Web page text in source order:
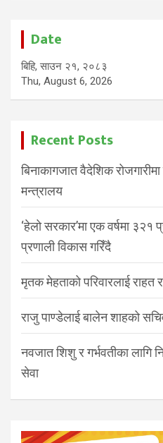
Date
बिहि, साउन २१, २०८३
Thu, August 6, 2026
Recent Posts
बिनाकागजात वैदेशिक
मन्त्रालय
‘हेलो सरकार’मा एक वर्षमा
प्रणाली विकास गरिँदै
मृतक मेहताको परिवारलाई राहत
राजु पाण्डेलाई बालेन शाहको
नवजात शिशु र गर्भवतीका
सेवा